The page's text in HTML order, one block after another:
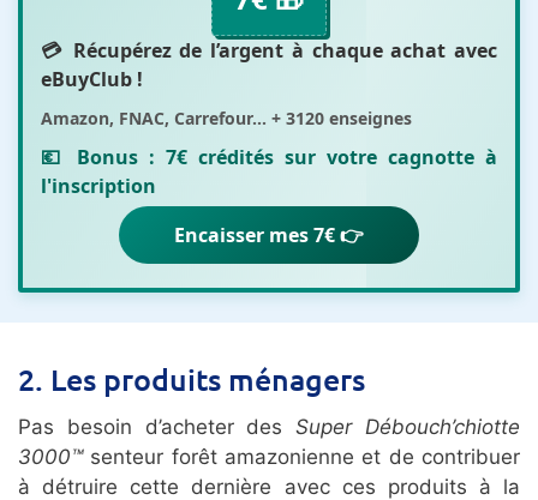
💳 Récupérez de l’argent à chaque achat avec
eBuyClub !
Amazon, FNAC, Carrefour... + 3120 enseignes
💶 Bonus : 7€ crédités sur votre cagnotte à
l'inscription
Encaisser mes 7€ 👉
2. Les produits ménagers
Pas besoin d’acheter desSuper Débouch’chiotte
3000™senteur forêt amazonienne et de contribuer
à détruire cette dernière avec ces produits à la